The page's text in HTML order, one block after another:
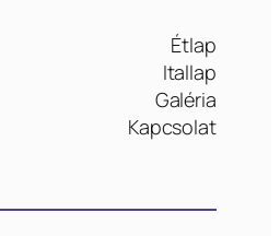
Étlap
Itallap
Galéria
Kapcsolat